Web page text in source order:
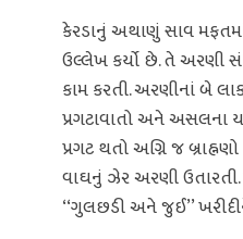
કેરડાનું અથાણું સાવ
ઉલ્લેખ કર્યો છે. તે અરણી
કામ કરતી. અરણીનાં બે
પ્રગટાવાતો અને અસલના
પ્રગટ થતો અગ્નિ જ
વાઘનું ઝેર અરણી ઉતારતી.
‘‘ગુલછડી અને જુઈ’’